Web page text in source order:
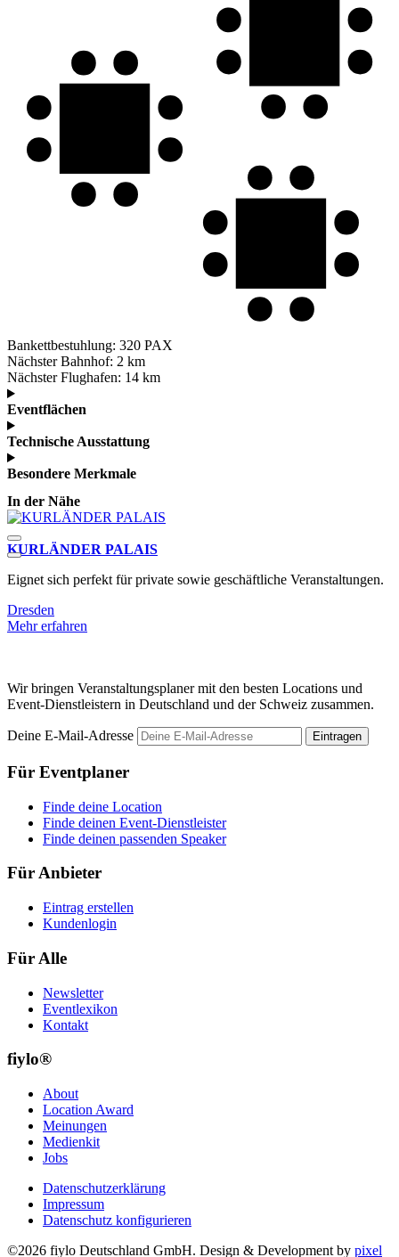
Bankettbestuhlung: 320 PAX
Nächster Bahnhof: 2 km
Nächster Flughafen: 14 km
Eventflächen
Technische Ausstattung
Besondere Merkmale
In der Nähe
KURLÄNDER PALAIS
Eignet sich perfekt für private sowie geschäftliche Veranstaltungen.
Dresden
Mehr erfahren
Wir bringen Veranstaltungsplaner mit den besten Locations und
Event-Dienstleistern in Deutschland und der Schweiz zusammen.
Deine E-Mail-Adresse Eintragen
Für Eventplaner
Finde deine Location
Finde deinen Event-Dienstleister
Finde deinen passenden Speaker
Für Anbieter
Eintrag erstellen
Kundenlogin
Für Alle
Newsletter
Eventlexikon
Kontakt
fiylo®
About
Location Award
Meinungen
Medienkit
Jobs
Datenschutzerklärung
Impressum
Datenschutz konfigurieren
©2026 fiylo Deutschland GmbH. Design & Development by pixel